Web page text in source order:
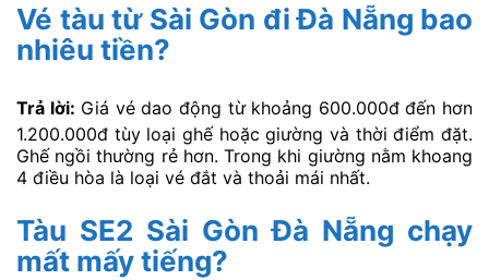
Vé tàu từ Sài Gòn đi Đà Nẵng bao
nhiêu tiền?
Trả lời: Giá vé dao động từ khoảng 600.000đ đến hơn
1.200.000đ tùy loại ghế hoặc giường và thời điểm đặt.
Ghế ngồi thường rẻ hơn. Trong khi giường nằm khoang
4 điều hòa là loại vé đắt và thoải mái nhất.
Tàu SE2 Sài Gòn Đà Nẵng chạy
mất mấy tiếng?